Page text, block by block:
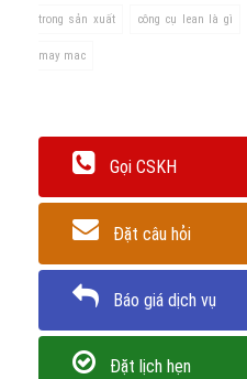
trong sản xuất công cụ lean là gì
may mac
Gọi CSKH
Đặt câu hỏi
Báo giá dịch vụ
Đặt lịch hẹn